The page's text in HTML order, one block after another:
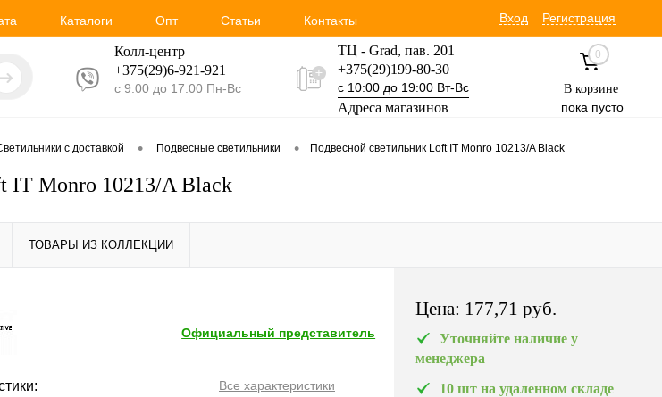
Каталоги Опт Статьи Контакты Вход Регистрация
Колл-центр
+375(29)6-921-921
с 9:00 до 17:00 Пн-Вс
ТЦ - Grad, пав. 201
+375(29)199-80-30
с 10:00 до 19:00 Вт-Вс
Адреса магазинов
+375(29)354-30-60
0
В корзине
пока пусто
с доставкой • Подвесные светильники • Подвесной светильник Loft IT Monro 10213/A Black
IT Monro 10213/A Black
ТОВАРЫ ИЗ КОЛЛЕКЦИИ
Официальный представитель
Все характеристики
Цена: 177,71 pуб.
Уточняйте наличие у
менеджера
10 шт на удаленном складе